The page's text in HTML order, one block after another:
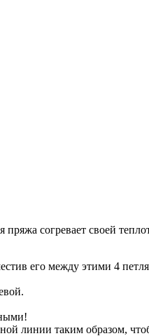
согревает своей
его между этими 4
линии таким образом,